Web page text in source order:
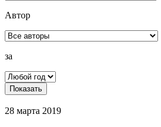
Автор
за
Показать
28 марта 2019